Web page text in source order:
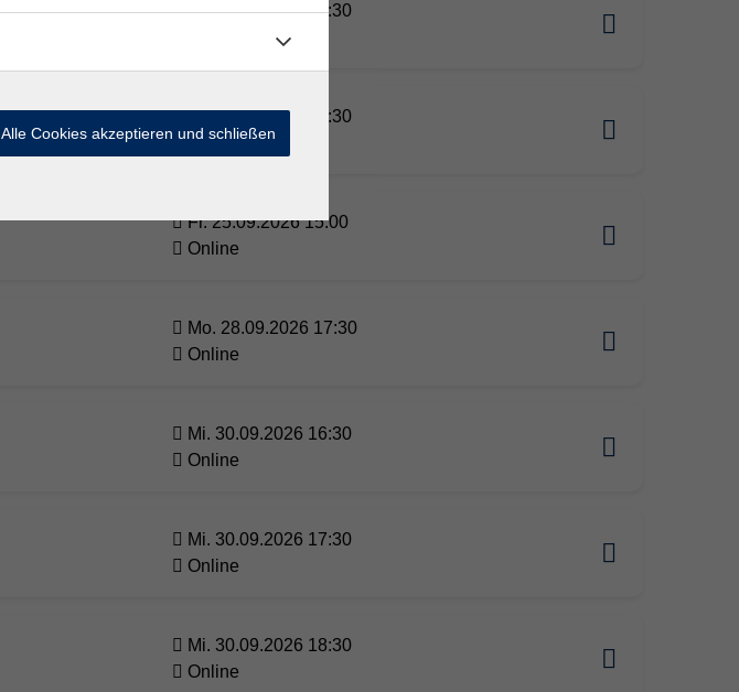
Mi. 23.09.2026 16:30
Mi. 23.09.2026 17:30
Online
Fr. 25.09.2026 15:00
Online
Mo. 28.09.2026 17:30
Online
Mi. 30.09.2026 16:30
Online
Mi. 30.09.2026 17:30
Online
Mi. 30.09.2026 18:30
Online
Alle Cookies akzeptieren und schließen